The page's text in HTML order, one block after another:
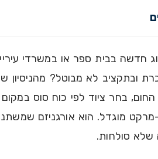
חדשה בבית ספר או במשרדי
ובתקציב לא מבוטל?
החום, בחר ציוד לפי כוח סוס
מרקט מוגדל. הוא אורגניזם
שלא סולחות.